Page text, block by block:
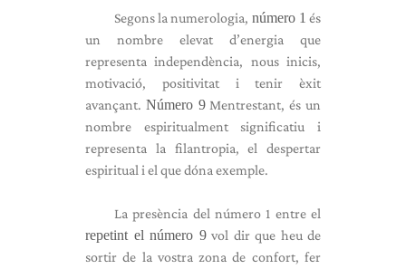
Segons la numerologia, número 1 és
un nombre elevat d’energia que
representa independència, nous inicis,
motivació, positivitat i tenir èxit
avançant. Número 9Mentrestant, és un
nombre espiritualment significatiu i
representa la filantropia, el despertar
espiritual i el que dóna exemple.
La presència del número 1 entre el
repetint el número 9vol dir que heu de
sortir de la vostra zona de confort, fer